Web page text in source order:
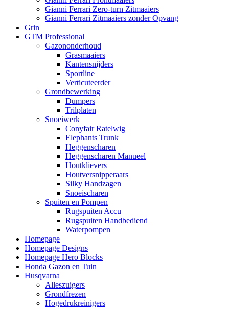
Gianni Ferrari Zero-turn Zitmaaiers
Gianni Ferrari Zitmaaiers zonder Opvang
Grin
GTM Professional
Gazononderhoud
Grasmaaiers
Kantensnijders
Sportline
Verticuteerder
Grondbewerking
Dumpers
Trilplaten
Snoeiwerk
Conyfair Ratelwig
Elephants Trunk
Heggenscharen
Heggenscharen Manueel
Houtklievers
Houtversnipperaars
Silky Handzagen
Snoeischaren
Spuiten en Pompen
Rugspuiten Accu
Rugspuiten Handbediend
Waterpompen
Homepage
Homepage Designs
Homepage Hero Blocks
Honda Gazon en Tuin
Husqvarna
Alleszuigers
Grondfrezen
Hogedrukreinigers